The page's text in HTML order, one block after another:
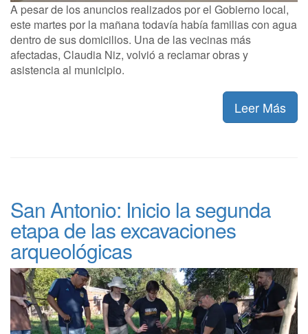
A pesar de los anuncios realizados por el Gobierno local,
este martes por la mañana todavía había familias con agua
dentro de sus domicilios. Una de las vecinas más
afectadas, Claudia Niz, volvió a reclamar obras y
asistencia al municipio.
Leer Más
San Antonio: Inicio la segunda
etapa de las excavaciones
arqueológicas